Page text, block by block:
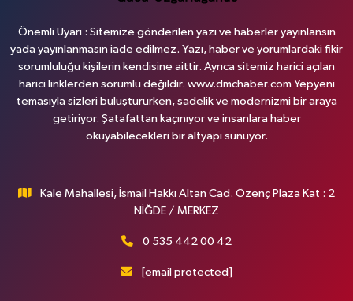
Önemli Uyarı : Sitemize gönderilen yazı ve haberler yayınlansın
yada yayınlanmasın iade edilmez. Yazı, haber ve yorumlardaki fikir
sorumluluğu kişilerin kendisine aittir. Ayrıca sitemiz harici açılan
harici linklerden sorumlu değildir. www.dmchaber.com Yepyeni
temasıyla sizleri buluştururken, sadelik ve modernizmi bir araya
getiriyor. Şatafattan kaçınıyor ve insanlara haber
okuyabilecekleri bir altyapı sunuyor.
Kale Mahallesi, İsmail Hakkı Altan Cad. Özenç Plaza Kat : 2
NİĞDE / MERKEZ
0 535 442 00 42
[email protected]